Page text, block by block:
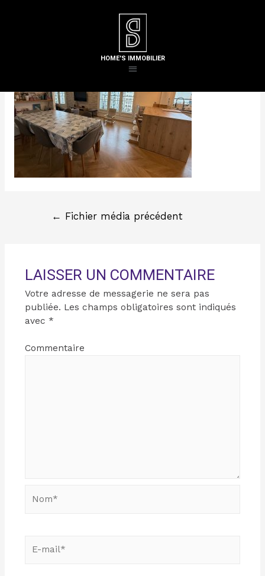
HOME'S IMMOBILIER
/ Par
← Fichier média précédent
LAISSER UN COMMENTAIRE
Votre adresse de messagerie ne sera pas
publiée. Les champs obligatoires sont indiqués
avec *
Commentaire